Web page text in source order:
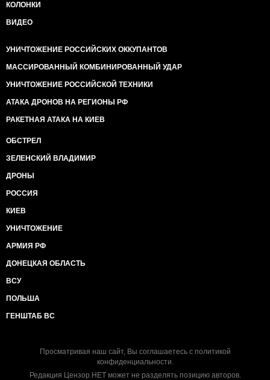
КОЛОНКИ
ВИДЕО
УНИЧТОЖЕНИЕ РОССИЙСКИХ ОККУПАНТОВ
МАССИРОВАННЫЙ КОМБИНИРОВАННЫЙ УДАР
УНИЧТОЖЕНИЕ РОССИЙСКОЙ ТЕХНИКИ
АТАКА ДРОНОВ НА РЕГИОНЫ РФ
РАКЕТНАЯ АТАКА НА КИЕВ
ОБСТРЕЛ
ЗЕЛЕНСКИЙ ВЛАДИМИР
ДРОНЫ
РОССИЯ
КИЕВ
УНИЧТОЖЕНИЕ
АРМИЯ РФ
ДОНЕЦКАЯ ОБЛАСТЬ
ВСУ
ПОЛЬША
ГЕНШТАБ ВС
Просматривая наш сайт, Вы соглашаетесь с политикой
конфиденциальности.
Редакция Цензор.НЕТ может не разделять позицию авторов.